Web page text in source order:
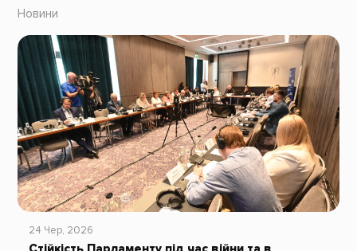
Новини
24 Чер, 2026